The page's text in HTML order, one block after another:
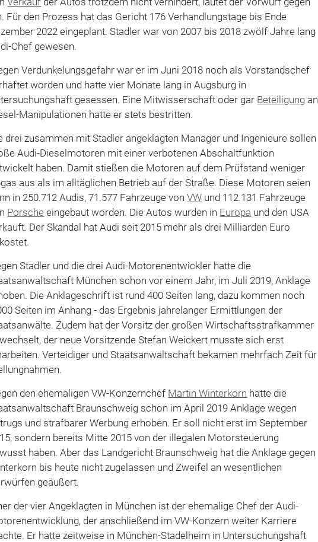
Für den Prozess hat das Gericht 176 Verhandlungstage bis Ende
2022 eingeplant. Stadler war von 2007 bis 2018 zwölf Jahre lang
Chef gewesen.
Verdunkelungsgefahr war er im Juni 2018 noch als Vorstandschef
worden und hatte vier Monate lang in Augsburg in
gesessen. Eine Mitwisserschaft oder gar Beteiligung an
Manipulationen hatte er stets bestritten.
drei zusammen mit Stadler angeklagten Manager und Ingenieure sollen
Audi-Dieselmotoren mit einer verbotenen Abschaltfunktion
haben. Damit stießen die Motoren auf dem Prüfstand weniger
aus als im alltäglichen Betrieb auf der Straße. Diese Motoren seien
in 250.712 Audis, 71.577 Fahrzeuge vonVW und 112.131 Fahrzeuge
Porsche eingebaut worden. Die Autos wurden in Europa und den USA
Der Skandal hat Audi seit 2015 mehr als drei Milliarden Euro
Stadler und die drei Audi-Motorenentwickler hatte die
München schon vor einem Jahr, im Juli 2019, Anklage
Die Anklageschrift ist rund 400 Seiten lang, dazu kommen noch
Seiten im Anhang - das Ergebnis jahrelanger Ermittlungen der
Zudem hat der Vorsitz der großen Wirtschaftsstrafkammer
der neue Vorsitzende Stefan Weickert musste sich erst
Verteidiger und Staatsanwaltschaft bekamen mehrfach Zeit für
den ehemaligen VW-Konzernchef Martin Winterkorn hatte die
Braunschweig schon im April 2019 Anklage wegen
und strafbarer Werbung erhoben. Er soll nicht erst im September
sondern bereits Mitte 2015 von der illegalen Motorsteuerung
haben. Aber das Landgericht Braunschweig hat die Anklage gegen
bis heute nicht zugelassen und Zweifel an wesentlichen
geäußert.
der vier Angeklagten in München ist der ehemalige Chef der Audi-
der anschließend im VW-Konzern weiter Karriere
Er hatte zeitweise in München-Stadelheim in Untersuchungshaft